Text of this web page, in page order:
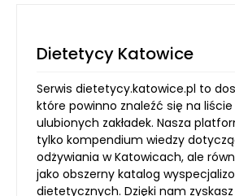
Dietetycy Katowice
Serwis dietetycy.katowice.pl to
które powinno znaleźć się na
ulubionych zakładek. Nasza
tylko kompendium wiedzy
odżywiania w Katowicach, ale
jako obszerny katalog
dietetycznych. Dzięki nam